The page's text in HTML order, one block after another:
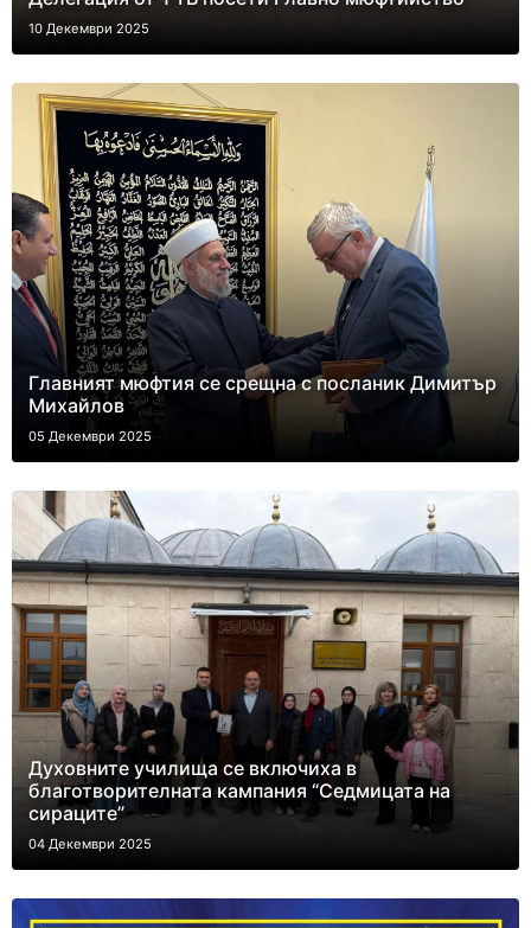
10 Декември 2025
Главният мюфтия се срещна с посланик Димитър
Михайлов
05 Декември 2025
Духовните училища се включиха в
благотворителната кампания “Седмицата на
сираците”
04 Декември 2025